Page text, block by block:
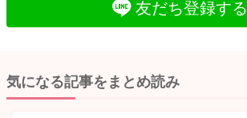
友だち登録する
気になる記事をまとめ読み